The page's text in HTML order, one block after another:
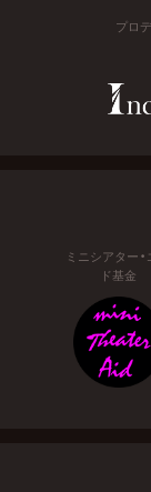
プロ
ミニシアター・
ド基金